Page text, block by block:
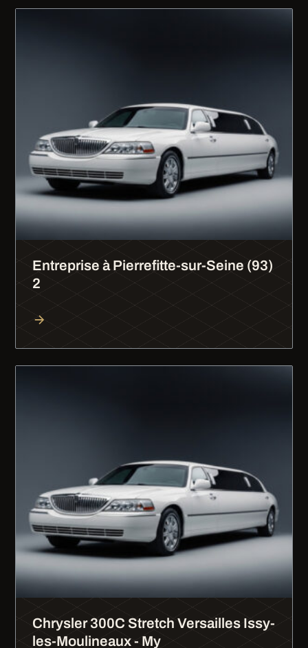
Entreprise à Pierrefitte-sur-Seine (93)
2
Chrysler 300C Stretch Versailles Issy-
les-Moulineaux - My